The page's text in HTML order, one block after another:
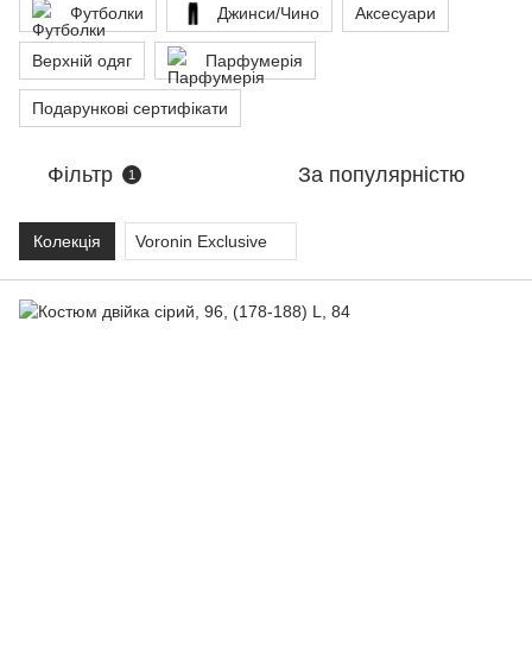
Футболки Джинси/Чино Аксесуари
Верхній одяг Парфумерія
Подарункові сертифікати
Фільтр 1 За популярністю
Колекція Voronin Exclusive